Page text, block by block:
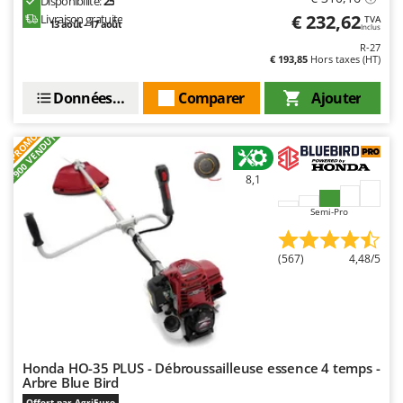
Livraison gratuite
13 août - 17 août € 232,62 TVA
Inclus
R-27
€ 193,85 Hors taxes (HT)
Ajouter
Comparer
Données techniques
PROMO
+900 VENDUTI 8,1
Semi-Pro
(567) 4,48/5
Honda HO-35 PLUS - Débroussailleuse essence 4 temps -
Arbre Blue Bird